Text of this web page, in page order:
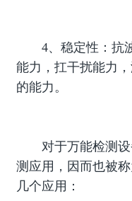
4、稳定性：抗波
能力，扛干扰能力
的能力。
对于万能检测设
测应用，因而也被
几个应用：